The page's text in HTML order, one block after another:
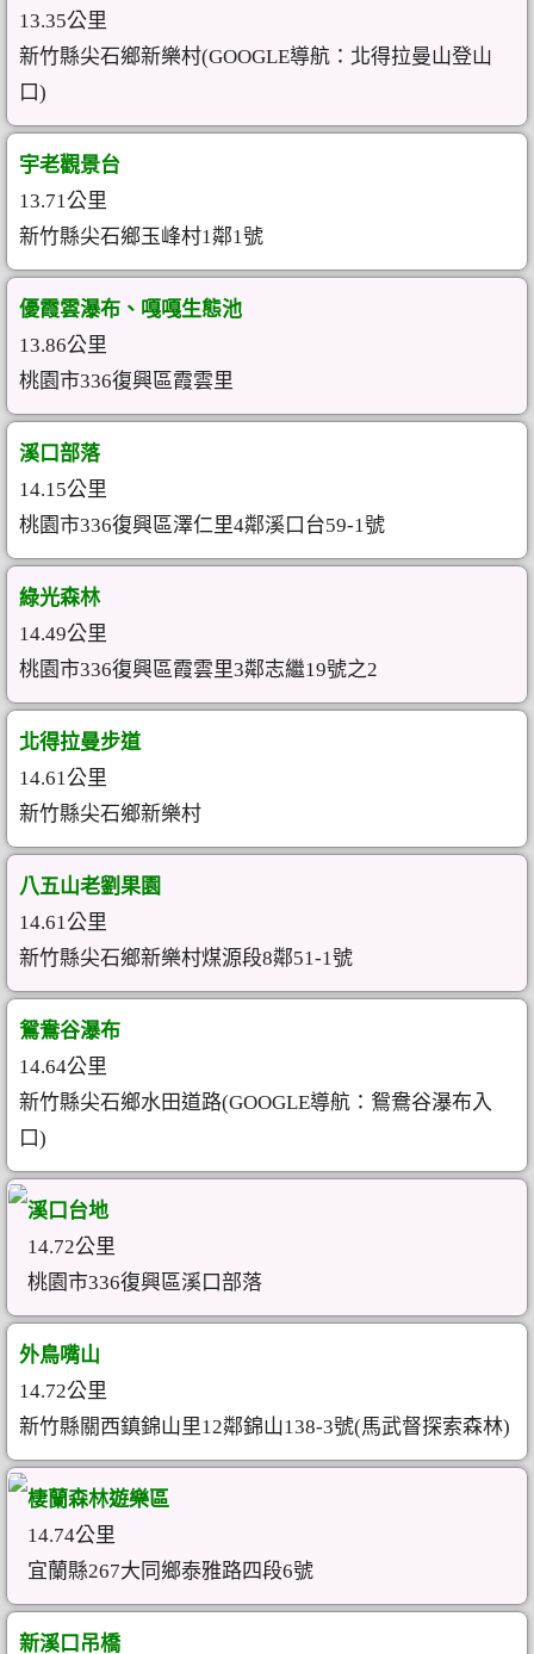
13.35公里
新竹縣尖石鄉新樂村(GOOGLE導航：北得拉曼山登山
口)
宇老觀景台
13.71公里
新竹縣尖石鄉玉峰村1鄰1號
優霞雲瀑布、嘎嘎生態池
13.86公里
桃園市336復興區霞雲里
溪口部落
14.15公里
桃園市336復興區澤仁里4鄰溪口台59-1號
綠光森林
14.49公里
桃園市336復興區霞雲里3鄰志繼19號之2
北得拉曼步道
14.61公里
新竹縣尖石鄉新樂村
八五山老劉果園
14.61公里
新竹縣尖石鄉新樂村煤源段8鄰51-1號
鴛鴦谷瀑布
14.64公里
新竹縣尖石鄉水田道路(GOOGLE導航：鴛鴦谷瀑布入
口)
溪口台地
14.72公里
桃園市336復興區溪口部落
外鳥嘴山
14.72公里
新竹縣關西鎮錦山里12鄰錦山138-3號(馬武督探索森林)
棲蘭森林遊樂區
14.74公里
宜蘭縣267大同鄉泰雅路四段6號
新溪口吊橋